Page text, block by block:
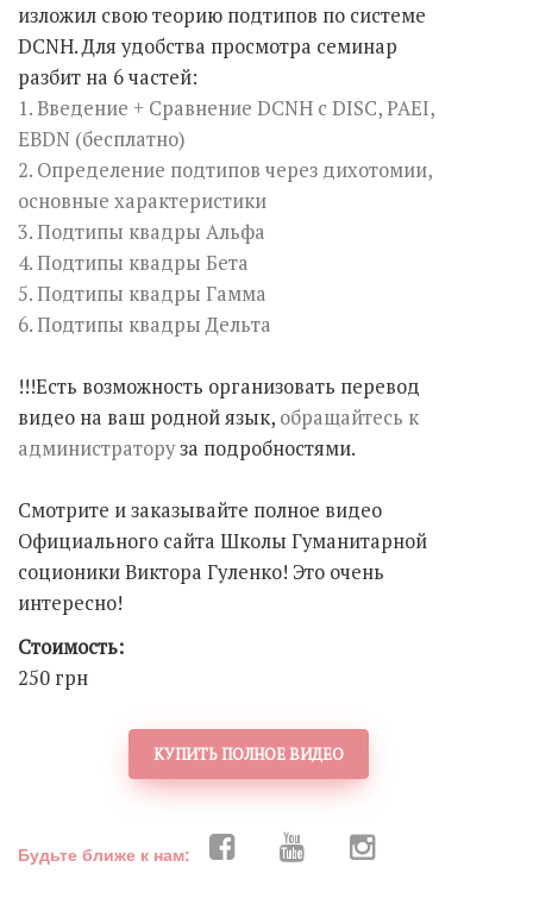
изложил свою теорию подтипов по системе
DCNH. Для удобства просмотра семинар
разбит на 6 частей:
1. Введение + Сравнение DCNH с DISC, PAEI,
EBDN (бесплатно)
2. Определение подтипов через дихотомии,
основные характеристики
3. Подтипы квадры Альфа
4. Подтипы квадры Бета
5. Подтипы квадры Гамма
6. Подтипы квадры Дельта
!!!Есть возможность организовать перевод
видео на ваш родной язык, обращайтесь к
администраторуза подробностями.
Смотрите и заказывайте полное видео
Официального сайта Школы Гуманитарной
соционики Виктора Гуленко! Это очень
интересно!
Стоимость:
250 грн
КУПИТЬ ПОЛНОЕ ВИДЕО
Будьте ближе к нам: